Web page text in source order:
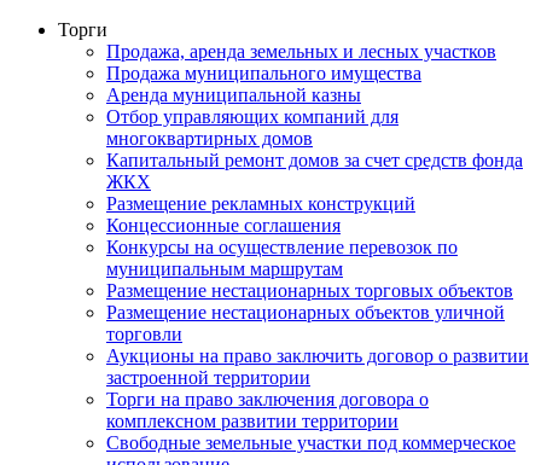
Торги
Продажа, аренда земельных и лесных участков
Продажа муниципального имущества
Аренда муниципальной казны
Отбор управляющих компаний для
многоквартирных домов
Капитальный ремонт домов за счет средств фонда
ЖКХ
Размещение рекламных конструкций
Концессионные соглашения
Конкурсы на осуществление перевозок по
муниципальным маршрутам
Размещение нестационарных торговых объектов
Размещение нестационарных объектов уличной
торговли
Аукционы на право заключить договор о развитии
застроенной территории
Торги на право заключения договора о
комплексном развитии территории
Свободные земельные участки под коммерческое